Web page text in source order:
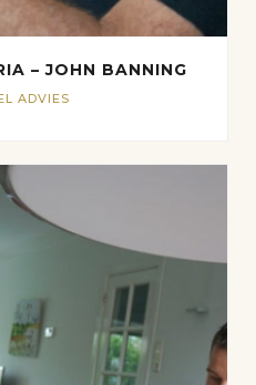
– JOHN BANNING
ADVIES